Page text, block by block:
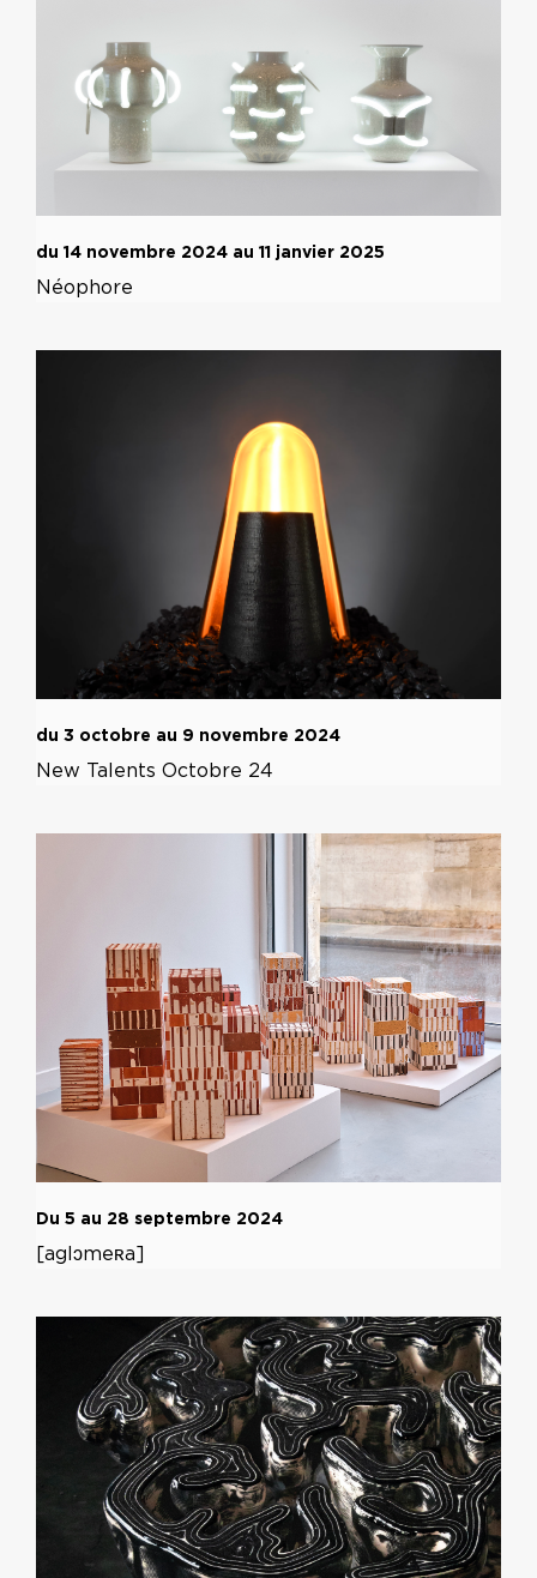
du 14 novembre 2024 au 11 janvier 2025
Néophore
du 3 octobre au 9 novembre 2024
New Talents Octobre 24
Du 5 au 28 septembre 2024
[aglɔmeʀa]